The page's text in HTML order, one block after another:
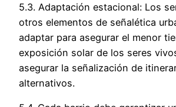
5.3. Adaptación estacional: Los
otros elementos de señalética
adaptar para asegurar el menor
exposición solar de los seres
asegurar la señalización de
alternativos.